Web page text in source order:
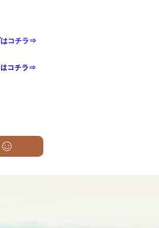
コチラ⇒
はコチラ⇒